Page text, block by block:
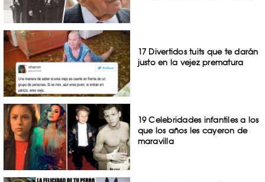
17 Divertidos tuits que te darán
justo en la vejez prematura
19 Celebridades infantiles a los
que los años les cayeron de
maravilla